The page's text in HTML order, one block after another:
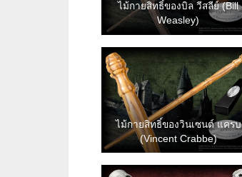
ไม้กายสิทธิ์ของบิล วีสลีย์ (Bill
Weasley)
ไม้กายสิทธิ์ของวินเซนต์ แครบ
(Vincent Crabbe)